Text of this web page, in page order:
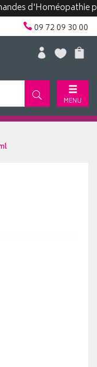
d'Homéopathie
09 72 09 30 00
MENU